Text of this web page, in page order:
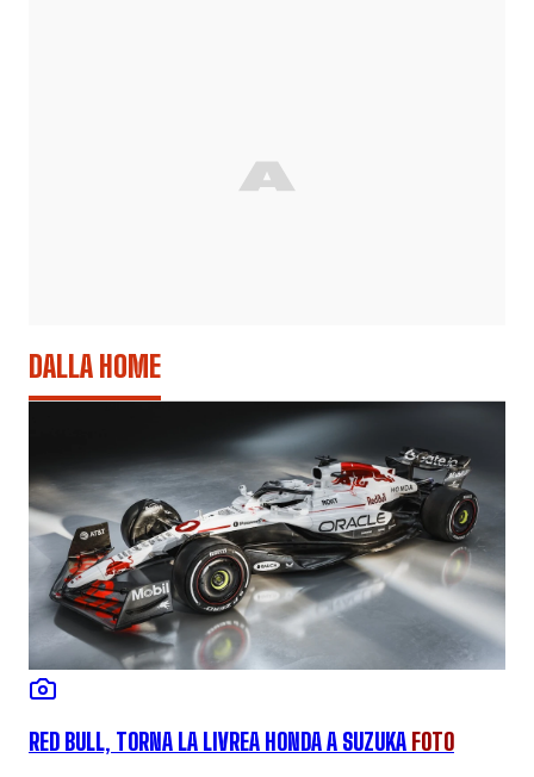
DALLA HOME
RED BULL, TORNA LA LIVREA HONDA A SUZUKA FOTO